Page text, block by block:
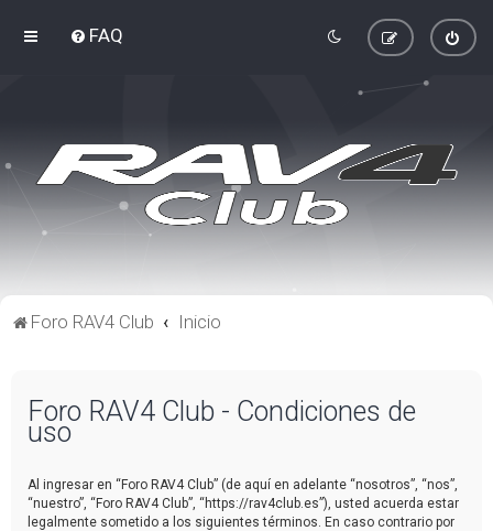
FAQ
Foro RAV4 Club Inicio
Foro RAV4 Club - Condiciones de
uso
Al ingresar en “Foro RAV4 Club” (de aquí en adelante “nosotros”, “nos”,
“nuestro”, “Foro RAV4 Club”, “https://rav4club.es”), usted acuerda estar
legalmente sometido a los siguientes términos. En caso contrario por